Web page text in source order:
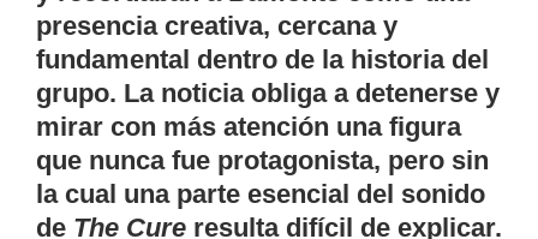
presencia creativa, cercana y
fundamental dentro de la historia del
grupo. La noticia obliga a detenerse y
mirar con más atención una figura
que nunca fue protagonista, pero sin
la cual una parte esencial del sonido
de The Cure resulta difícil de explicar.